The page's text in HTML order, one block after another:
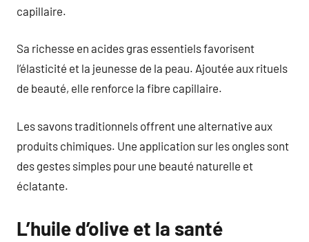
capillaire.
Sa richesse en acides gras essentiels favorisent
l’élasticité et la jeunesse de la peau. Ajoutée aux rituels
de beauté, elle renforce la fibre capillaire.
Les savons traditionnels offrent une alternative aux
produits chimiques. Une application sur les ongles sont
des gestes simples pour une beauté naturelle et
éclatante.
L’huile d’olive et la santé